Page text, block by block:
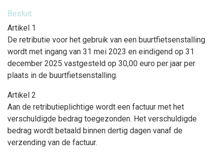
Besluit
Artikel 1
De retributie voor het gebruik van een buurtfietsenstalling
wordt met ingang van 31 mei 2023 en eindigend op 31
december 2025 vastgesteld op 30,00 euro per jaar per
plaats in de buurtfietsenstalling.
Artikel 2
Aan de retributieplichtige wordt een factuur met het
verschuldigde bedrag toegezonden. Het verschuldigde
bedrag wordt betaald binnen dertig dagen vanaf de
verzending van de factuur.